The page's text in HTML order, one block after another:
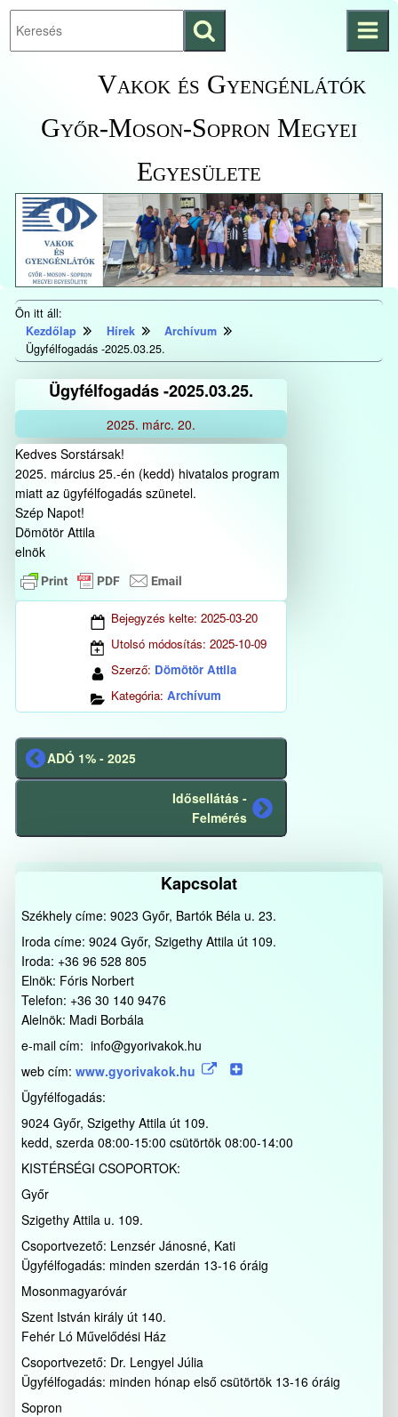
Ugrás a fő
KezdőlapraVakok és Gyengénlátók
Győr-Moson-Sopron Megyei
Egyesülete
Keresés
indítása
Ön itt áll:
Kezdőlap
Hírek
Archívum
Ügyfélfogadás -2025.03.25.
Ügyfélfogadás -2025.03.25.
2025. márc. 20.
Kedves Sorstársak!
2025. március 25.-én (kedd) hivatalos program
miatt az ügyfélfogadás szünetel.
Szép Napot!
Dömötör Attila
elnök
Bejegyzés kelte: 2025-03-20
Utolsó módosítás: 2025-10-09
Szerző: Dömötör Attila
Kategória: Archívum
Előző
bejegyzés
ADÓ 1% - 2025
bejegyzés
Idősellátás -
Felmérés
Kapcsolat
Székhely címe: 9023 Győr, Bartók Béla u. 23.
Iroda címe: 9024 Győr, Szigethy Attila út 109.
Iroda: +36 96 528 805
Elnök: Fóris Norbert
Telefon: +36 30 140 9476
Alelnök: Madi Borbála
e-mail cím: info@gyorivakok.hu
web cím: www.gyorivakok.hu
Ügyfélfogadás:
9024 Győr, Szigethy Attila út 109.
kedd, szerda 08:00-15:00 csütörtök 08:00-14:00
KISTÉRSÉGI CSOPORTOK:
Győr
Szigethy Attila u. 109.
Csoportvezető: Lenzsér Jánosné, Kati
Ügyfélfogadás: minden szerdán 13-16 óráig
Mosonmagyaróvár
Szent István király út 140.
Fehér Ló Művelődési Ház
Csoportvezető: Dr. Lengyel Júlia
Ügyfélfogadás: minden hónap első csütörtök 13-16 óráig
Sopron